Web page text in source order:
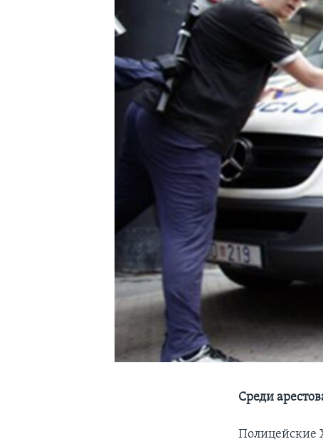
Среди
Полицейские